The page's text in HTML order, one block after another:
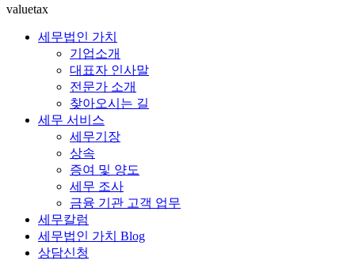
valuetax
세무법인 가치
기업소개
대표자 인사말
전문가 소개
찾아오시는 길
세무 서비스
세무기장
상속
증여 및 양도
세무 조사
금융 기관 고객 업무
세무칼럼
세무법인 가치 Blog
상담신청